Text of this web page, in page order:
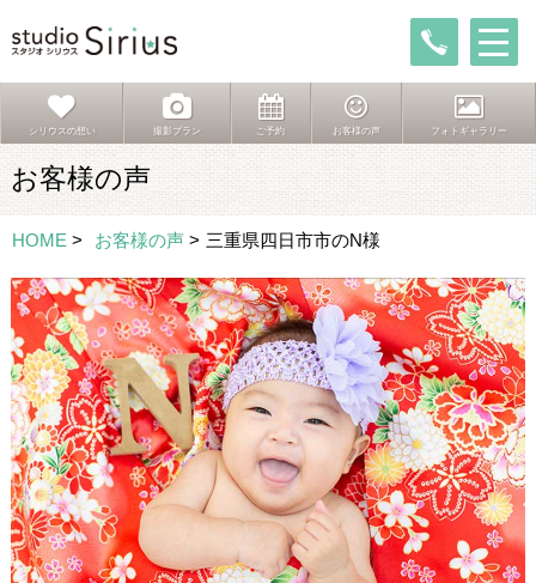
シリウスの想い 撮影プラン ご予約 お客様の声 フォトギャラリー
お客様の声
HOME > お客様の声 > 三重県四日市市のN様